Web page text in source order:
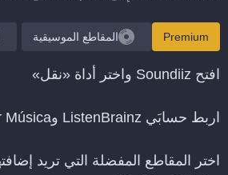
Premium المقاطع الموسيقية
افتح Soundiiz واختر أداة «نقل»
اربط حسابَي ListenBrainz وMovistar Música لديك
اختر المقاطع المفضلة التي تريد